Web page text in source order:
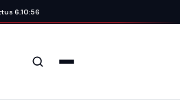
6. 10:56
Keresés